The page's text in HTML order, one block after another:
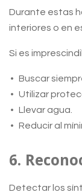
Durante estas
interiores o en
Si es
Buscar
Utilizar
Llevar agua.
Reducir al
6.
Detectar los